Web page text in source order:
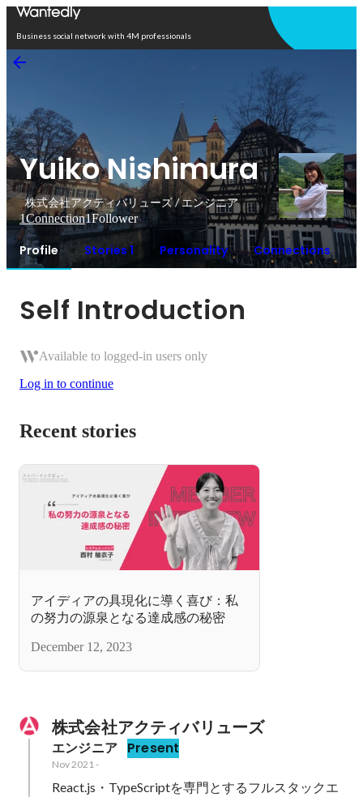
Business social network with 4M professionals
Yuiko Nishimura
株式会社アクティバリューズ / エンジニア
1Connection1Follower
Profile Stories 1 Personality Connections
Self Introduction
Available to logged-in users only
Log in to continue
Recent stories
アイディアの具現化に導く喜び：私
の努力の源泉となる達成感の秘密
December 12, 2023
株式会社アクティバリューズ
エンジニア Present
Nov 2021 -
React.js・TypeScriptを専門とするフルスタックエ